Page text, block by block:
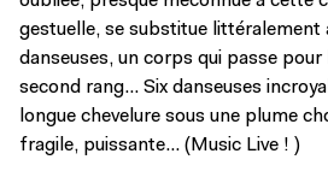
gestuelle, se substitue littéralement
danseuses, un corps qui passe
second rang… Six danseuses
longue chevelure sous une plume
fragile, puissante… (Music Live ! )